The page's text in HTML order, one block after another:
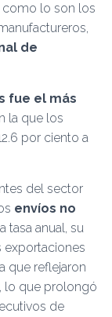
N
como lo son los
de
fue el más
la que los
por ciento a
del sector
envíos no
tasa anual, su
exportaciones
que reflejaron
lo que prolongó
de